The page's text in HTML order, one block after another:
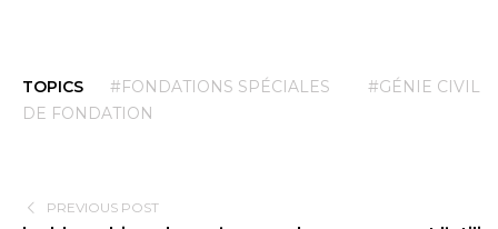
TOPICS #FONDATIONS SPÉCIALES
#GÉNIE CIVIL
DE FONDATION
PREVIOUS POST